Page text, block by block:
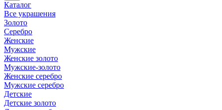
Каталог
Все украшения
Золото
Серебро
Женские
Мужские
Женские золото
Мужские-золото
Женские серебро
Мужские серебро
Детские
Детские золото